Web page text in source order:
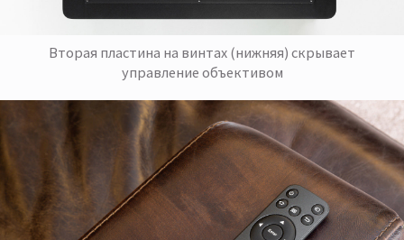
Вторая пластина на винтах (нижняя) скрывает
управление объективом